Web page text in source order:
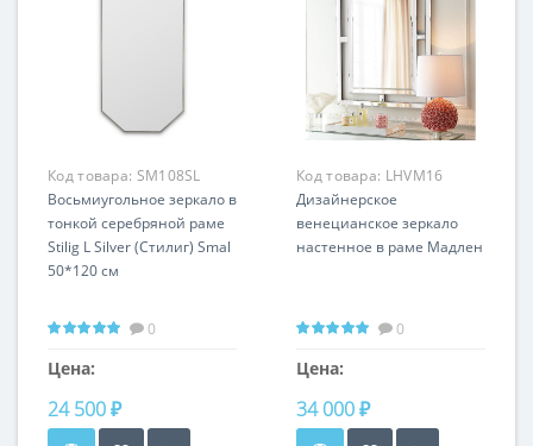
Код товара: SM108SL
Восьмиугольное зеркало в
тонкой серебряной раме
Stilig L Silver (Стилиг) Smal
50*120 см
0
Цена:
24 500 ₽
Код товара: LHVM16
Дизайнерское
венецианское зеркало
настенное в раме Мадлен
0
Цена:
34 000 ₽